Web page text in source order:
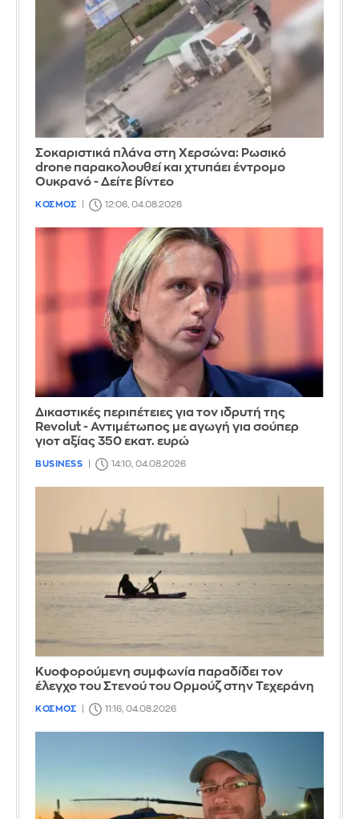
Σοκαριστικά πλάνα στη Χερσώνα: Ρωσικό
drone παρακολουθεί και χτυπάει έντρομο
Ουκρανό - Δείτε βίντεο
ΚΟΣΜΟΣ 12:06, 04.08.2026
Δικαστικές περιπέτειες για τον ιδρυτή της
Revolut - Αντιμέτωπος με αγωγή για σούπερ
γιοτ αξίας 350 εκατ. ευρώ
BUSINESS 14:10, 04.08.2026
Κυοφορούμενη συμφωνία παραδίδει τον
έλεγχο του Στενού του Ορμούζ στην Τεχεράνη
ΚΟΣΜΟΣ 11:16, 04.08.2026